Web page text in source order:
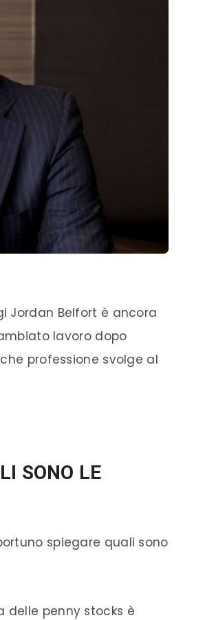
Jordan Belfort è ancora
lavoro dopo
professione svolge al
SONO LE
spiegare quali sono
penny stocks è